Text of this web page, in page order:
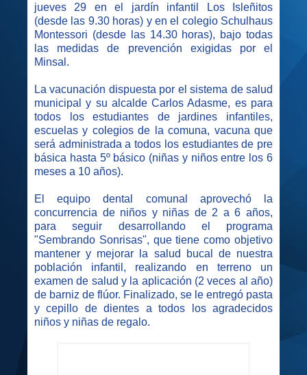
jueves 29 en el jardín infantil Los Isleñitos
(desde las 9.30 horas) y en el colegio Schulhaus
Montessori (desde las 14.30 horas), bajo todas
las medidas de prevención exigidas por el
Minsal.
La vacunación dispuesta por el sistema de salud
municipal y su alcalde Carlos Adasme, es para
todos los estudiantes de jardines infantiles,
escuelas y colegios de la comuna, vacuna que
será administrada a todos los estudiantes de pre
básica hasta 5º básico (niñas y niños entre los 6
meses a 10 años).
El equipo dental comunal aprovechó la
concurrencia de niños y niñas de 2 a 6 años,
para seguir desarrollando el programa
"Sembrando Sonrisas", que tiene como objetivo
mantener y mejorar la salud bucal de nuestra
población infantil, realizando en terreno un
examen de salud y la aplicación (2 veces al año)
de barniz de flúor. Finalizado, se le entregó pasta
y cepillo de dientes a todos los agradecidos
niños y niñas de regalo.